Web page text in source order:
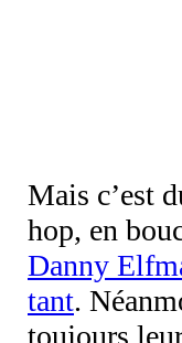
Mais c’est
hop, en
Danny
tant.
toujours